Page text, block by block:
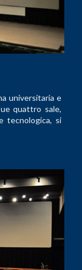
universitaria e
quattro sale,
tecnologica, si